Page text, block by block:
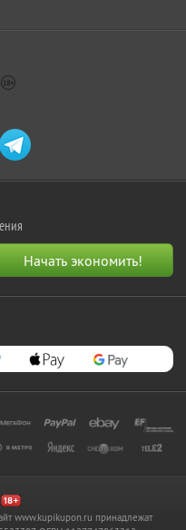
www.kupikupon.ru принадлежат